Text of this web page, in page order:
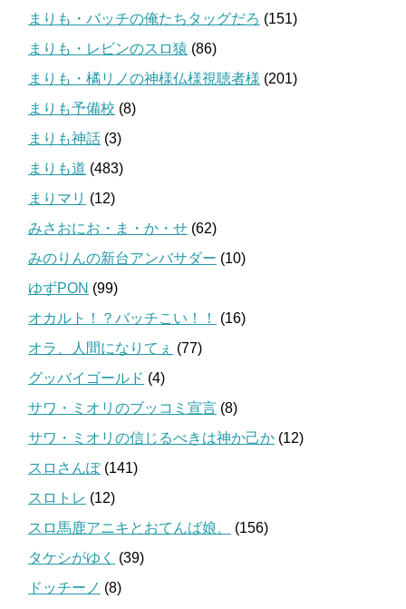
まりも・バッチの俺たちタッグだろ (151)
まりも・レビンのスロ猿 (86)
まりも・橘リノの神様仏様視聴者様 (201)
まりも予備校 (8)
まりも神話 (3)
まりも道 (483)
まりマリ (12)
みさおにお・ま・か・せ (62)
みのりんの新台アンバサダー (10)
ゆずPON (99)
オカルト！？バッチこい！！
(16)
オラ、人間になりてぇ (77)
グッバイゴールド (4)
サワ・ミオリのブッコミ宣言 (8)
サワ・ミオリの信じるべきは神か己か (12)
スロさんぽ(141)
スロトレ (12)
スロ馬鹿アニキとおてんば娘。
(156)
タケシがゆく
(39)
ドッチーノ (8)